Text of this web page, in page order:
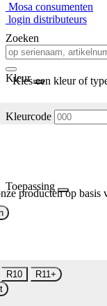
Mosa consumenten
login distributeurs
Zoeken
Kleur
Kies een kleur of
Kleurcode
Toepassing
producten op basis
R10
R11+